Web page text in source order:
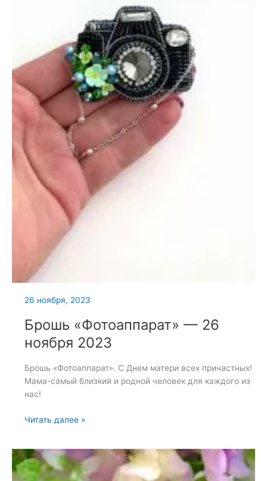
26 ноября, 2023
Брошь «Фотоаппарат» — 26
ноября 2023
Брошь «Фотоаппарат». С Днем матери всех причастных!
Мама-самый близкий и родной человек для каждого из
нас!
Брошь
26
ноября
Читать далее »